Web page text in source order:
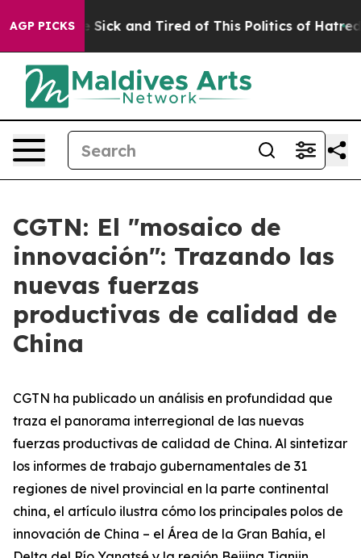
AGP PICKS
Are Sick and Tired of This Politics of Hatred” The
CGTN: El "mosaico de
innovación": Trazando las
nuevas fuerzas
productivas de calidad de
China
CGTN ha publicado un análisis en profundidad que
traza el panorama interregional de las nuevas
fuerzas productivas de calidad de China. Al sintetizar
los informes de trabajo gubernamentales de 31
regiones de nivel provincial en la parte continental
china, el artículo ilustra cómo los principales polos de
innovación de China – el Área de la Gran Bahía, el